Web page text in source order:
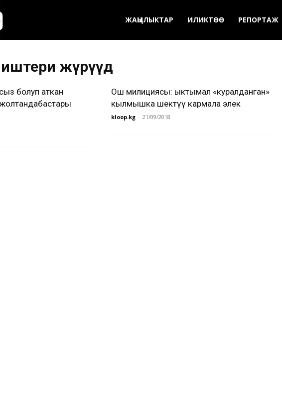
ЖАҢЫЛЫКТАР ИЛИКТӨӨ РЕПОРТАЖ
иштери жүрүүдө
болуп аткан
Ош милициясы: ыктымал «куралданган»
кылмышка шектүү кармала элек
kloop.kg - 21/09/2018